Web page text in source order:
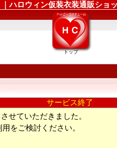
ロウィン仮装衣装通販ショ
トップ
サービス終了
せていただきました。
をご検討ください。